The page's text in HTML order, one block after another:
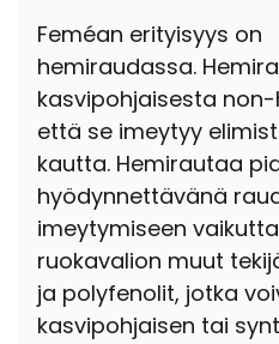
Feméan erityisyys on
hemiraudassa.
kasvipohjaisesta
että se imeytyy
kautta. Hemirautaa
hyödynnettävänä
imeytymiseen
ruokavalion muut
ja polyfenolit, jotka
kasvipohjaisen tai